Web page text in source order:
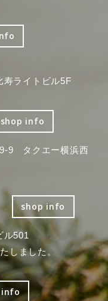
ライトビル5F
shop info
9 タクエー横浜西
shop info
501
しました。